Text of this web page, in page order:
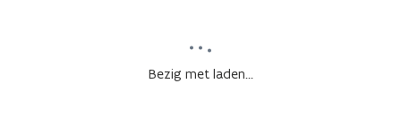
Bezig met laden...